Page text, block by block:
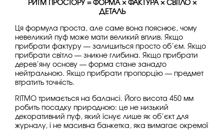
РИТМ ПРОСТОРУ = ФОРМА × ФАКТУРА × СВІТЛО ×
ДЕТАЛЬ
Ця формула проста, але саме вона пояснює, чому
невеликий пуф може мати великий вплив. Якщо
прибрати фактуру — залишиться просто об’єм. Якщо
прибрати світло — зникне глибина. Якщо прибрати
дерев’яну основу — форма стане занадто
нейтральною. Якщо прибрати пропорцію — предмет
втратить точність.
RITMO тримається на балансі. Його висота 450 мм
робить посадку природною: це не низький
декоративний пуф, який існує лише як об’єкт для
журналу, і не масивна банкетка, яка вимагає окремої